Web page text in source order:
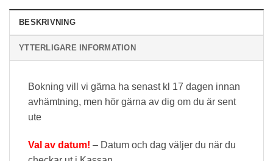
BESKRIVNING
YTTERLIGARE INFORMATION
Bokning vill vi gärna ha senast kl 17 dagen innan
avhämtning, men hör gärna av dig om du är sent
ute
Val av datum! – Datum och dag väljer du när du